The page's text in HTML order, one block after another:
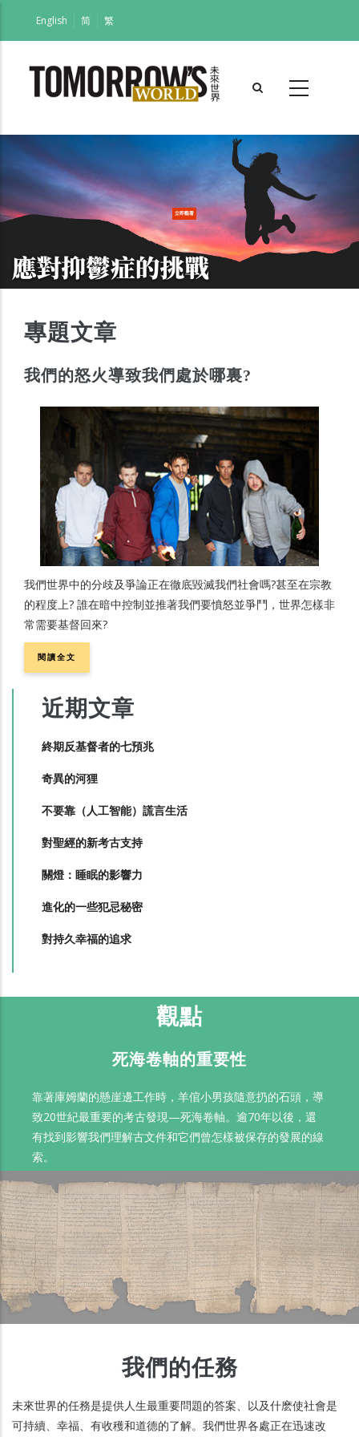
English 简 繁
立即觀看
專題文章
我們的怒火導致我們處於哪裏?
我們世界中的分歧及爭論正在徹底毀滅我們社會嗎?甚至在宗教
的程度上? 誰在暗中控制並推著我們要憤怒並爭鬥，世界怎樣非
常需要基督回來?
閱讀全文
近期文章
終期反基督者的七預兆
奇異的河狸
不要靠（人工智能）謊言生活
對聖經的新考古支持
關燈：睡眠的影響力
進化的一些犯忌秘密
對持久幸福的追求
觀點
死海卷軸的重要性
靠著庫姆蘭的懸崖邊工作時，羊倌小男孩隨意扔的石頭，導
致20世紀最重要的考古發現—死海卷軸。逾70年以後，還
有找到影響我們理解古文件和它們曾怎樣被保存的發展的線
索。
我們的任務
未來世界的任務是提供人生最重要問題的答案、以及什麽使社會是
可持續、幸福、有收穫和道德的了解。我們世界各處正在迅速改